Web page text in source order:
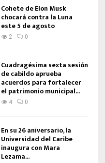
Cohete de Elon Musk
chocará contra la Luna
este 5 de agosto
2 0
Cuadragésima sexta sesión
de cabildo aprueba
acuerdos para fortalecer
el patrimonio municipal...
4 0
En su 26 aniversario, la
Universidad del Caribe
inaugura con Mara
Lezama...